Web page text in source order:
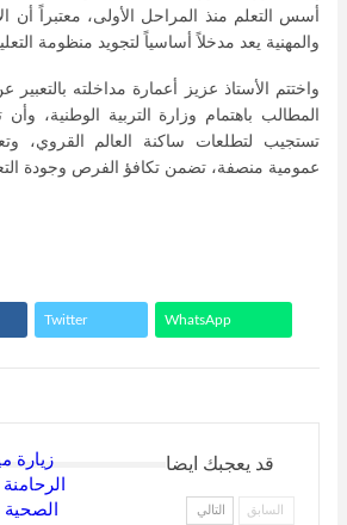
أسس التعلم منذ المراحل الأولى، معتبراً أن
والمهنية يعد مدخلاً أساسياً لتجويد منظومة
واختتم الأستاذ عزيز أعمارة مداخلته
المطالب باهتمام وزارة التربية الوطنية،
تستجيب لتطلعات ساكنة العالم القروي،
عمومية منصفة، تضمن تكافؤ الفرص وجودة
Twitter WhatsApp
زيارة
قد يعجبك ايضا
السابق التالي